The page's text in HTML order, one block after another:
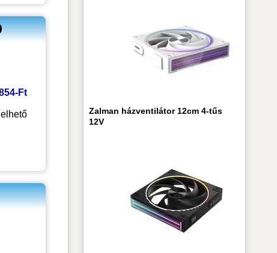
Ft
Zalman házventilátor 12cm 4-tűs
12V